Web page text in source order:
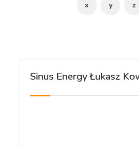
x y z
Sinus Energy Łukasz